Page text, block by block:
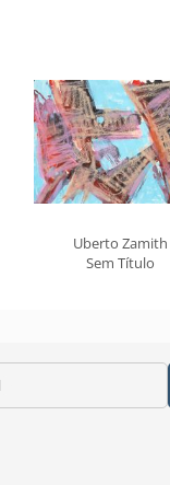
Uberto Zamith
Sem Título